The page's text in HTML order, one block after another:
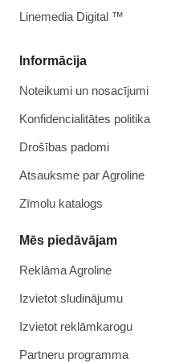
Informācija
Noteikumi un nosacījumi
Konfidencialitātes politika
Drošības padomi
Atsauksme par Agroline
Zīmolu katalogs
Mēs piedāvājam
Reklāma Agroline
Izvietot sludinājumu
Izvietot reklāmkarogu
Partneru programma
Linemedia Digital ™